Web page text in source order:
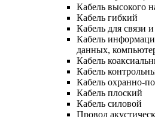
Кабель высокого
Кабель гибкий
Кабель для связи
Кабель
данных,
Кабель
Кабель
Кабель охранно-
Кабель плоский
Кабель силовой
Провод